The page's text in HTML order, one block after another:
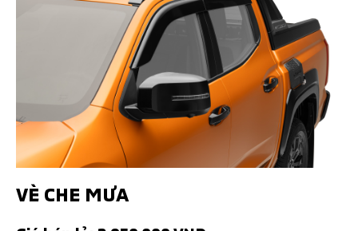
VÈ CHE MƯA